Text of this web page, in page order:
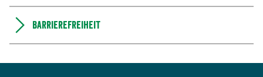
Barrierefreiheit